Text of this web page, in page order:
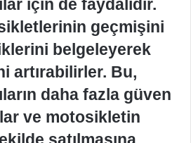
için de faydalıdır.
geçmişini
belgeleyerek
artırabilirler. Bu,
daha fazla güven
ve motosikletin